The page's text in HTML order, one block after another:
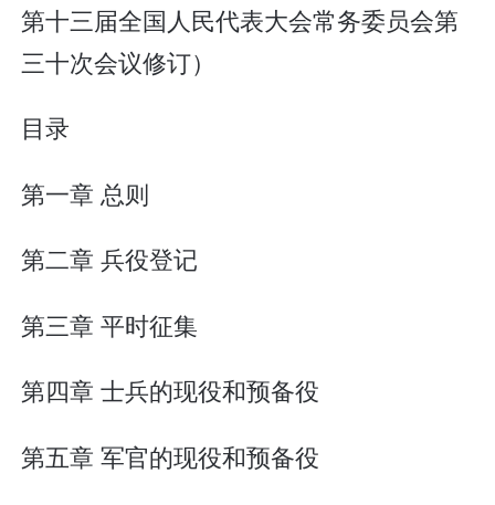
第十三届全国人民代表大会常务委员会第
三十次会议修订）
目录
第一章 总则
第二章 兵役登记
第三章 平时征集
第四章 士兵的现役和预备役
第五章 军官的现役和预备役